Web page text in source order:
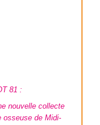
81 :
nouvelle collecte
osseuse de Midi-